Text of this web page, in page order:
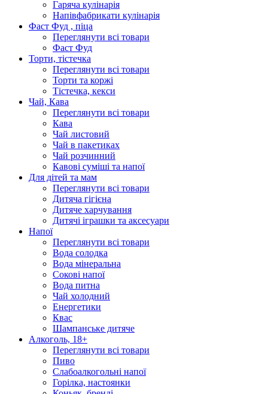
Гаряча кулінарія
Напівфабрикати кулінарія
Фаст Фуд , піца
Переглянути всі товари
Фаст Фуд
Торти, тістечка
Переглянути всі товари
Торти та коржі
Тістечка, кекси
Чай, Кава
Переглянути всі товари
Кава
Чай листовий
Чай в пакетиках
Чай розчинний
Кавові суміші та напої
Для дітей та мам
Переглянути всі товари
Дитяча гігієна
Дитяче харчування
Дитячі іграшки та аксесуари
Напої
Переглянути всі товари
Вода солодка
Вода мінеральна
Сокові напої
Вода питна
Чай холодний
Енергетики
Квас
Шампанське дитяче
Алкоголь, 18+
Переглянути всі товари
Пиво
Слабоалкогольні напої
Горілка, настоянки